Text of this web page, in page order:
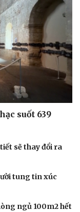
- Gia đình
suốt 639
sẽ thay đổi ra
tung tin xúc
ngủ 100m2 hết